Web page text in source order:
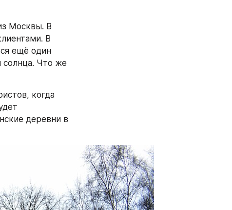
Москвы. В
В
ещё один
солнца. Что же
когда
деревни в